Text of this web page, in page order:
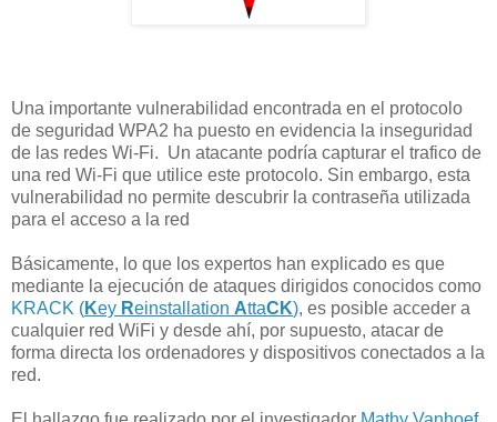
Una importante vulnerabilidad encontrada en el protocolo
de seguridad WPA2 ha puesto en evidencia la inseguridad
de las redes Wi-Fi. Un atacante podría capturar el trafico de
una red Wi-Fi que utilice este protocolo. Sin embargo, esta
vulnerabilidad no permite descubrir la contraseña utilizada
para el acceso a la red
Básicamente, lo que los expertos han explicado es que
mediante la ejecución de ataques dirigidos conocidos como
KRACK (Key Reinstallation AttaCK), es posible acceder a
cualquier red WiFi y desde ahí, por supuesto, atacar de
forma directa los ordenadores y dispositivos conectados a la
red.